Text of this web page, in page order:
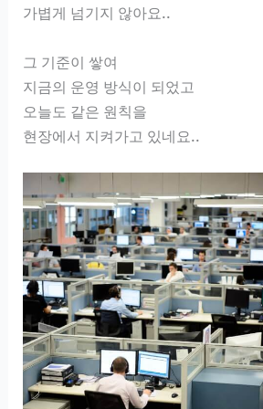
가볍게 넘기지 않아요..
그 기준이 쌓여
지금의 운영 방식이 되었고
오늘도 같은 원칙을
현장에서 지켜가고 있네요..